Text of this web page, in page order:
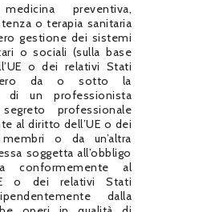
preventiva,
o terapia sanitaria
gestione dei sistemi
o sociali (sulla base
o dei relativi Stati
da o sotto la
di un professionista
professionale
al diritto dell’UE o dei
o da un’altra
soggetta all’obbligo
conformemente al
o dei relativi Stati
dalla